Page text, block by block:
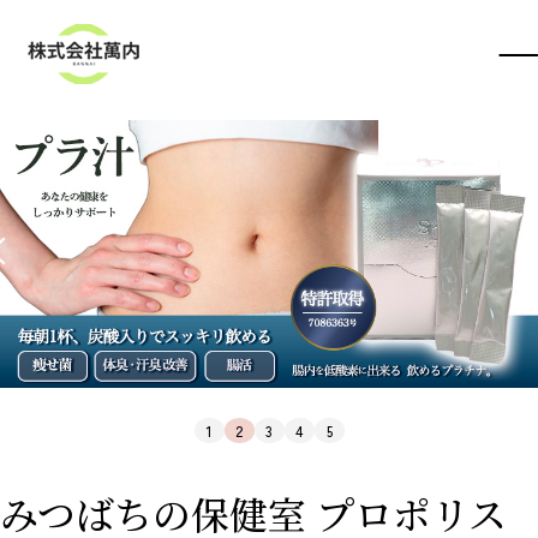
みつばちの保健室 プロポリス